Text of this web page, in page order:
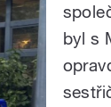
byl s